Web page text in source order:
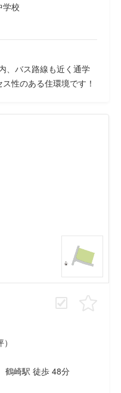
学校
、バス路線も近く通学
性のある住環境です！
鶴崎駅 徒歩 48分